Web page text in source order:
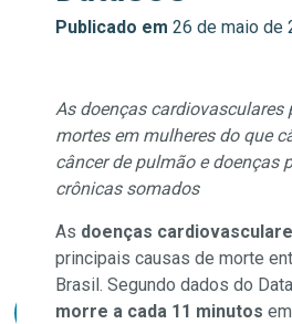
Publicado em 26 de maio de
As doenças cardiovasculares
mortes em mulheres do que
câncer de pulmão e doenças
crônicas somados
As doenças
principais causas de morte
Brasil. Segundo dados do
morre a cada 11 minutos